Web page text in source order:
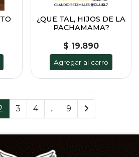
¿QUE TAL, HIJOS DE LA
PACHAMAMA?
$ 19.890
Agregar al carro
3 4 .. 9